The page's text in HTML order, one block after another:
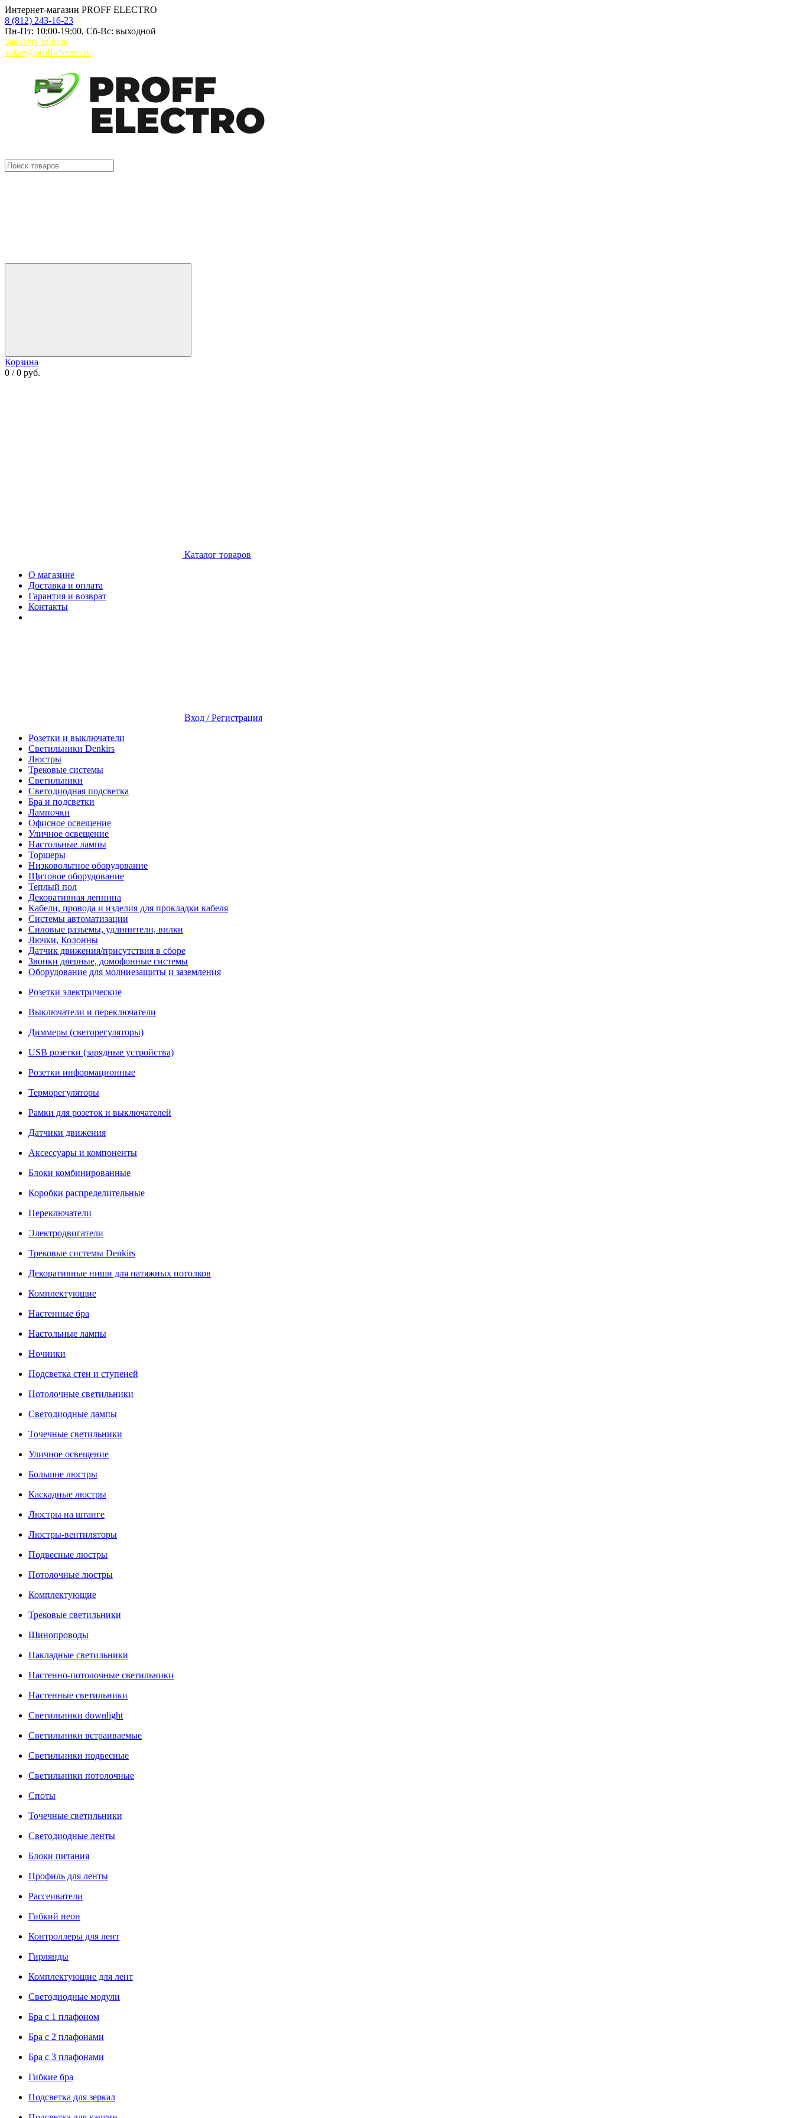
Интернет-магазин PROFF ELECTRO
8 (812) 243-16-23
Пн-Пт: 10:00-19:00, Сб-Вс: выходной
Заказать звонок
zakaz@proff-electro.ru
Корзина
0 / 0 руб.
Каталог товаров
О магазине
Доставка и оплата
Гарантия и возврат
Контакты
Вход / Регистрация
Розетки и выключатели
Светильники Denkirs
Люстры
Трековые системы
Светильники
Светодиодная подсветка
Бра и подсветки
Лампочки
Офисное освещение
Уличное освещение
Настольные лампы
Торшеры
Низковольтное оборудование
Щитовое оборудование
Теплый пол
Декоративная лепнина
Кабели, провода и изделия для прокладки кабеля
Системы автоматизации
Силовые разъемы, удлинители, вилки
Лючки, Колонны
Датчик движения/присутствия в сборе
Звонки дверные, домофонные системы
Оборудование для молниезащиты и заземления
Розетки электрические
Выключатели и переключатели
Диммеры (светорегуляторы)
USB розетки (зарядные устройства)
Розетки информационные
Терморегуляторы
Рамки для розеток и выключателей
Датчики движения
Аксессуары и компоненты
Блоки комбинированные
Коробки распределительные
Переключатели
Электродвигатели
Трековые системы Denkirs
Декоративные ниши для натяжных потолков
Комплектующие
Настенные бра
Настольные лампы
Ночники
Подсветка стен и ступеней
Потолочные светильники
Светодиодные лампы
Точечные светильники
Уличное освещение
Большие люстры
Каскадные люстры
Люстры на штанге
Люстры-вентиляторы
Подвесные люстры
Потолочные люстры
Комплектующие
Трековые светильники
Шинопроводы
Накладные светильники
Настенно-потолочные светильники
Настенные светильники
Светильники downlight
Светильники встраиваемые
Светильники подвесные
Светильники потолочные
Споты
Точечные светильники
Светодиодные ленты
Блоки питания
Профиль для ленты
Рассеиватели
Гибкий неон
Контроллеры для лент
Гирлянды
Комплектующие для лент
Светодиодные модули
Бра с 1 плафоном
Бра с 2 плафонами
Бра с 3 плафонами
Гибкие бра
Подсветка для зеркал